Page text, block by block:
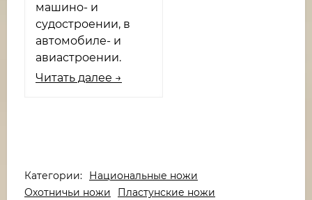
машино- и
судостроении, в
автомобиле- и
авиастроении.
Читать далее →
Категории:
Национальные ножи
Охотничьи ножи
Пластунские ножи